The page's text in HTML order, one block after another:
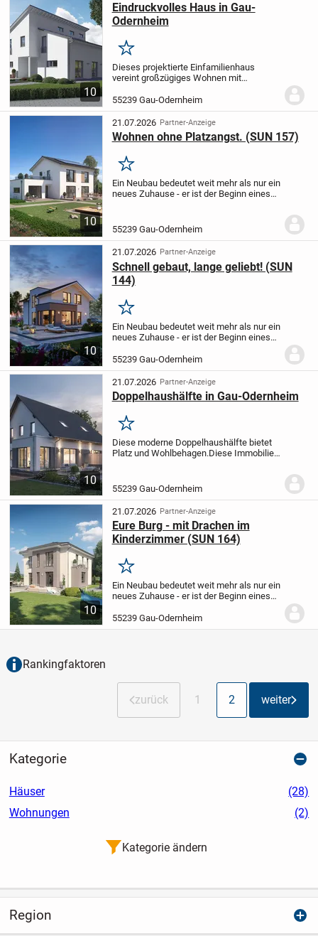
10
Eindruckvolles Haus in Gau-
Odernheim
Merken
Dieses projektierte Einfamilienhaus
vereint großzügiges Wohnen mit
Ausstattung. Mit ca. 245?m² Netto-
Grundfläche (nach DIN277) bietet es
Platz für Menschen,...
55239 Gau-Odernheim
10
21.07.2026 Partner-Anzeige
Wohnen ohne Platzangst. (SUN 157)
Merken
Ein Neubau bedeutet weit mehr als nur ein
neues Zuhause - er ist der Beginn eines
der genau nach den eigenen...
55239 Gau-Odernheim
10
21.07.2026 Partner-Anzeige
Schnell gebaut, lange geliebt! (SUN
144)
Merken
Ein Neubau bedeutet weit mehr als nur ein
neues Zuhause - er ist der Beginn eines
Gefühl, jeden Tag in einen Raum zu treten,
der genau nach den eigenen...
55239 Gau-Odernheim
10
21.07.2026 Partner-Anzeige
Doppelhaushälfte in Gau-Odernheim
Merken
Diese moderne Doppelhaushälfte bietet
Platz und Wohlbehagen.Diese Immobilie
Grundriss und der Haustechnik die
55239 Gau-Odernheim
10
21.07.2026 Partner-Anzeige
Eure Burg - mit Drachen im
Kinderzimmer (SUN 164)
Merken
Ein Neubau bedeutet weit mehr als nur ein
neues Zuhause - er ist der Beginn eines
Gefühl, jeden Tag in einen Raum zu treten,
der genau nach den eigenen...
55239 Gau-Odernheim
Rankingfaktoren
zurück 1 2 weiter
Kategorie
Häuser
(28)
Wohnungen
(2)
Kategorie ändern
Region